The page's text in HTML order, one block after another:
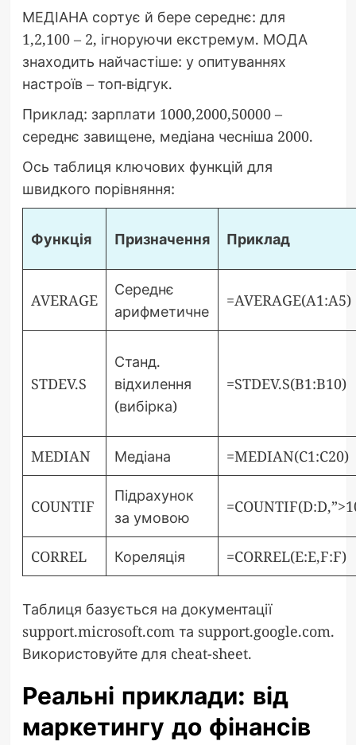
МЕДІАНА сортує й бере середнє: для
1,2,100 – 2, ігноруючи екстремум. МОДА
знаходить найчастіше: у опитуваннях
настроїв – топ-відгук.
Приклад: зарплати 1000,2000,50000 –
середнє завищене, медіана чесніша 2000.
Ось таблиця ключових функцій для
швидкого порівняння:
Функція Призначення Приклад
AVERAGE
Середнє
арифметичне
=AVERAGE(A1:A5)
STDEV.S
Станд.
відхилення
(вибірка)
=STDEV.S(B1:B10)
MEDIAN Медіана =MEDIAN(C1:C20)
COUNTIF
Підрахунок
за умовою
CORREL Кореляція =CORREL(E:E,F:F)
Таблиця базується на документації
support.microsoft.com та support.google.com.
Використовуйте для cheat-sheet.
Реальні приклади: від
маркетингу до фінансів